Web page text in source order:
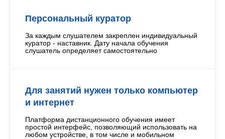
Персональный куратор
За каждым слушателем закреплен индивидуальный
куратор - наставник. Дату начала обучения
слушатель определяет самостоятельно
Для занятий нужен только компьютер
и интернет
Платформа дистанционного обучения имеет
простой интерфейс, позволяющий использовать на
любом устройстве, в том числе и мобильном